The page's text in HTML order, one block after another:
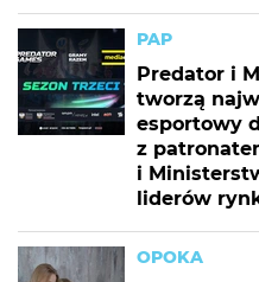
PAP
Predator i
tworzą
esportowy
z
i
liderów
OPOKA